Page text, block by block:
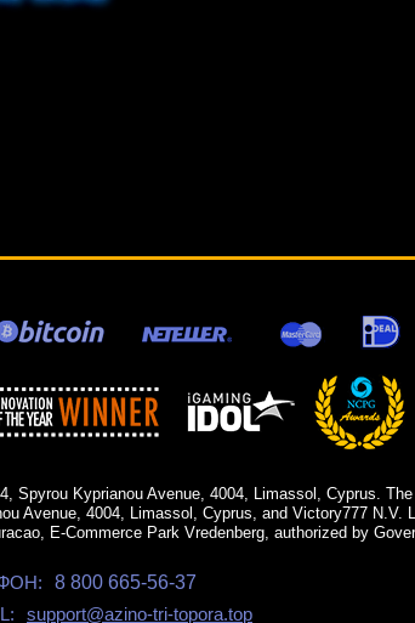
Spyrou Kyprianou Avenue, 4004, Limassol, Cyprus.
Avenue, 4004, Limassol, Cyprus, and Victory777 N.V.
E-Commerce Park Vredenberg, authorized by
8 800 665-56-37
support@azino-tri-topora.top